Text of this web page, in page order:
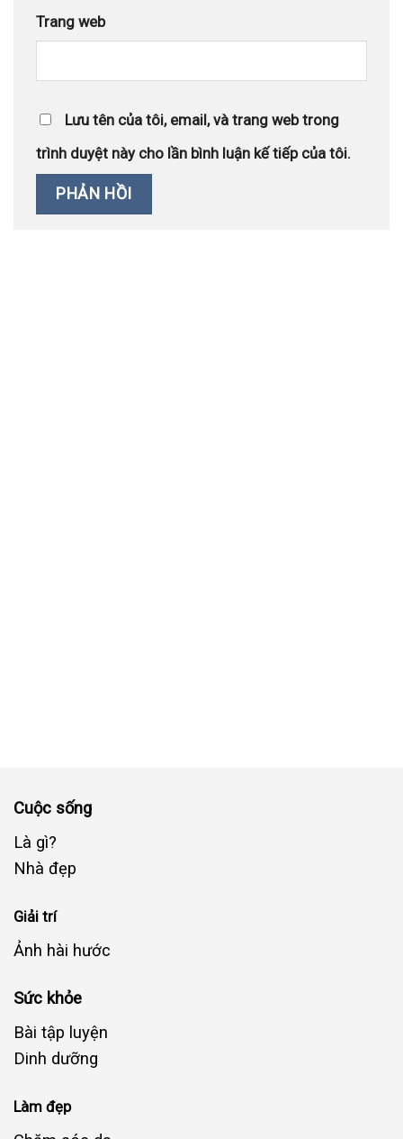
Trang web
Lưu tên của tôi, email, và trang web trong
trình duyệt này cho lần bình luận kế tiếp của tôi.
Cuộc sống
Là gì?
Nhà đẹp
Giải trí
Ảnh hài hước
Sức khỏe
Bài tập luyện
Dinh dưỡng
Làm đẹp